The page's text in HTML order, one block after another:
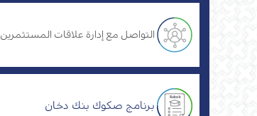
التواصل مع إدارة علاقات المستثمرين
برنامج صكوك بنك دخان